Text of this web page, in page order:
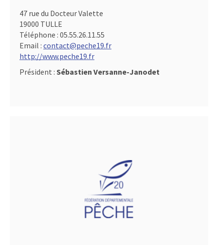
47 rue du Docteur Valette
19000 TULLE
Téléphone : 05.55.26.11.55
Email : contact@peche19.fr
http://www.peche19.fr
Président : Sébastien Versanne-Janodet